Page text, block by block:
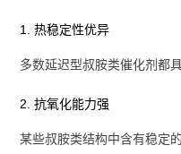
1. 热稳定性优异
多数延迟型叔胺类催化剂都
2. 抗氧化能力强
某些叔胺类结构中含有稳定